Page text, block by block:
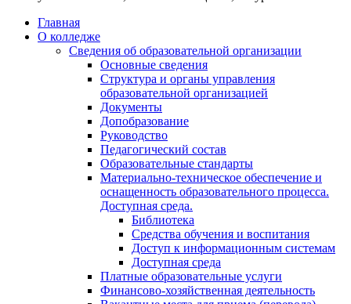
Главная
О колледже
Сведения об образовательной организации
Основные сведения
Структура и органы управления
образовательной организацией
Документы
Допобразование
Руководство
Педагогический состав
Образовательные стандарты
Материально-техническое обеспечение и
оснащенность образовательного процесса.
Доступная среда.
Библиотека
Средства обучения и воспитания
Доступ к информационным системам
Доступная среда
Платные образовательные услуги
Финансово-хозяйственная деятельность